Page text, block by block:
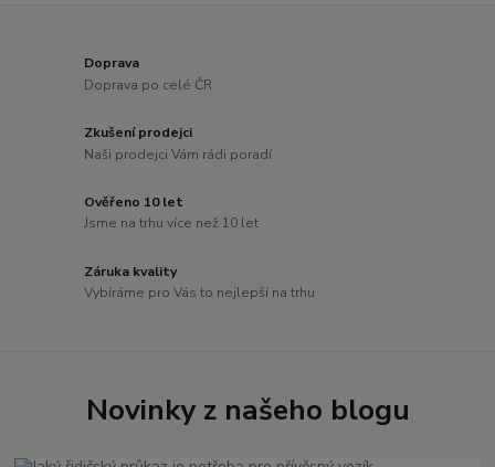
Doprava
Doprava po celé ČR
Zkušení prodejci
Naši prodejci Vám rádi poradí
Ověřeno 10 let
Jsme na trhu více než 10 let
Záruka kvality
Vybíráme pro Vás to nejlepší na trhu
Novinky z našeho blogu